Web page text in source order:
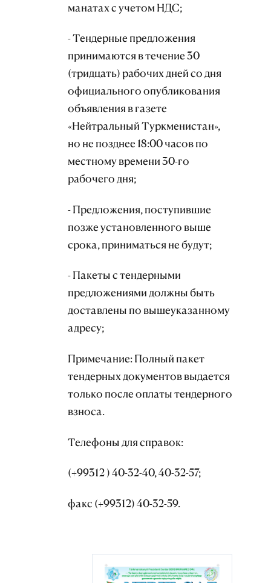
манатах с учетом НДС;
- Тендерные предложения
принимаются в течение 30
(тридцать) рабочих дней со дня
официального опубликования
объявления в газете
«Нейтральный Туркменистан»,
но не позднее 18:00 часов по
местному времени 30-го
рабочего дня;
- Предложения, поступившие
позже установленного выше
срока, приниматься не будут;
- Пакеты с тендерными
предложениями должны быть
доставлены по вышеуказанному
адресу;
Примечание: Полный пакет
тендерных документов выдается
только после оплаты тендерного
взноса.
Телефоны для справок:
(+99312 ) 40-32-40, 40-32-57;
факс (+99312) 40-32-59.